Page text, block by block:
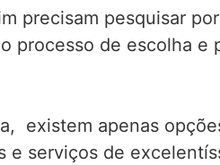
precisam pesquisar
processo de escolha e
existem apenas
serviços de